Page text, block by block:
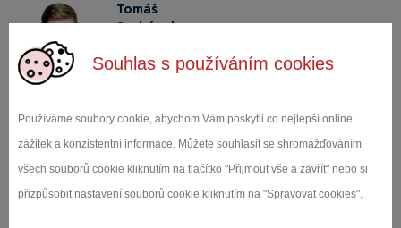
Souhlas s používáním cookies
Používáme soubory cookie, abychom Vám poskytli co nejlepší online
zážitek a konzistentní informace. Můžete souhlasit se shromažďováním
všech souborů cookie kliknutím na tlačítko "Přijmout vše a zavřít" nebo si
přizpůsobit nastavení souborů cookie kliknutím na "Spravovat cookies".
Tomáš
Suchánek
+420 727 920 116
Poptávkový
formulář